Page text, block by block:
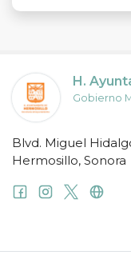
H.
Gobierno
Blvd. Miguel
Hermosillo, Sonora